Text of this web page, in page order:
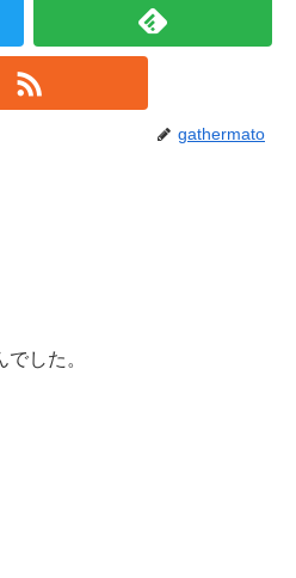
gathermato
した。